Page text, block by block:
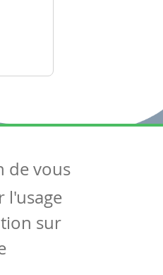
de vous
l'usage
sur